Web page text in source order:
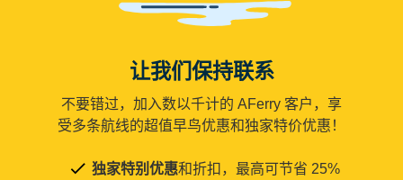
让我们保持联系
不要错过，加入数以千计的 AFerry 客户，享
受多条航线的超值早鸟优惠和独家特价优惠！
独家特别优惠和折扣，最高可节省 25%